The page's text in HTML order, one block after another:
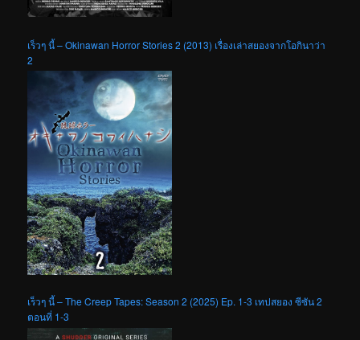
เร็วๆ นี้ – Okinawan Horror Stories 2 (2013) เรื่องเล่าสยองจากโอกินาว่า
2
เร็วๆ นี้ – The Creep Tapes: Season 2 (2025) Ep. 1-3 เทปสยอง ซีซัน 2
ตอนที่ 1-3